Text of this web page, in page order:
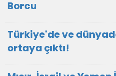
Borcu
Türkiye'de ve
ortaya çıktı!